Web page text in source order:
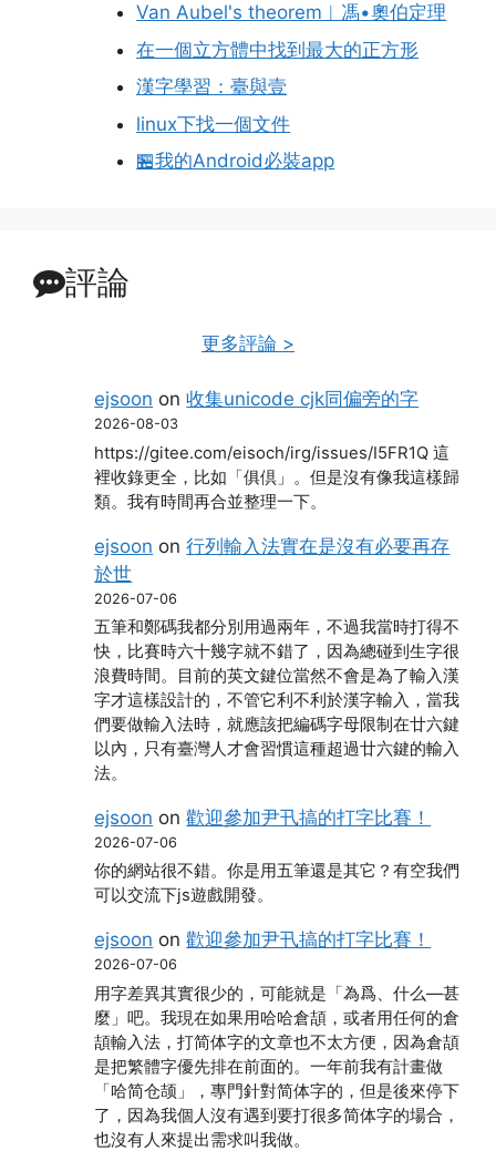
Van Aubel's theorem︱馮•奧伯定理
在一個立方體中找到最大的正方形
漢字學習：臺與壹
linux下找一個文件
🏪我的Android必裝app
評論
更多評論 >
ejsoon on收集unicode cjk同偏旁的字
2026-08-03
https://gitee.com/eisoch/irg/issues/I5FR1Q 這
裡收錄更全，比如「俱倶」。但是沒有像我這樣歸
類。我有時間再合並整理一下。
ejsoon on行列輸入法實在是沒有必要再存
於世
2026-07-06
五筆和鄭碼我都分別用過兩年，不過我當時打得不
快，比賽時六十幾字就不錯了，因為總碰到生字很
浪費時間。目前的英文鍵位當然不會是為了輸入漢
字才這樣設計的，不管它利不利於漢字輸入，當我
們要做輸入法時，就應該把編碼字母限制在廿六鍵
以內，只有臺灣人才會習慣這種超過廿六鍵的輸入
法。
ejsoon on歡迎參加尹卂搞的打字比賽！
2026-07-06
你的網站很不錯。你是用五筆還是其它？有空我們
可以交流下js遊戲開發。
ejsoon on歡迎參加尹卂搞的打字比賽！
2026-07-06
用字差異其實很少的，可能就是「為爲、什么―甚
麼」吧。我現在如果用哈哈倉頡，或者用任何的倉
頡輸入法，打简体字的文章也不太方便，因為倉頡
是把繁體字優先排在前面的。一年前我有計畫做
「哈简仓颉」，專門針對简体字的，但是後來停下
了，因為我個人沒有遇到要打很多简体字的場合，
也沒有人來提出需求叫我做。